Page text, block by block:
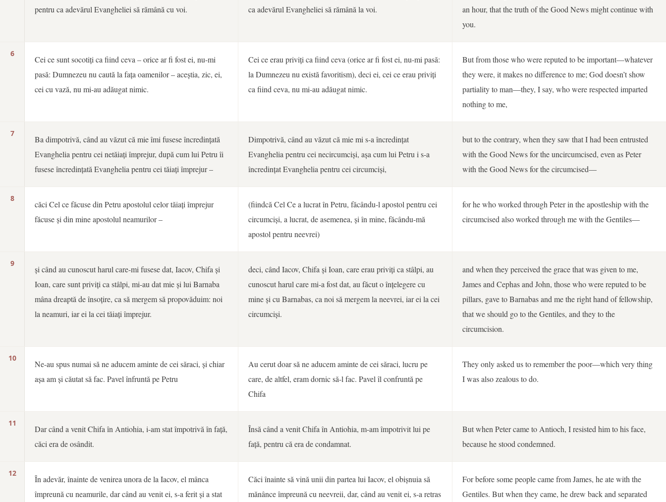
pentru ca adevărul Evangheliei să rămână cu voi.
ca adevărul Evangheliei să rămână la voi.
an hour, that the truth of the Good News might continue with
you.
6
Cei ce sunt socotiți ca fiind ceva – orice ar fi fost ei, nu-mi
pasă: Dumnezeu nu caută la fața oamenilor – aceștia, zic, ei,
cei cu vază, nu mi-au adăugat nimic.
Cei ce erau priviți ca fiind ceva (orice ar fi fost ei, nu-mi pasă:
la Dumnezeu nu există favoritism), deci ei, cei ce erau priviți
ca fiind ceva, nu mi-au adăugat nimic.
But from those who were reputed to be important—whatever
they were, it makes no difference to me; God doesn’t show
partiality to man—they, I say, who were respected imparted
nothing to me,
7
Ba dimpotrivă, când au văzut că mie îmi fusese încredințată
Evanghelia pentru cei netăiați împrejur, după cum lui Petru îi
fusese încredințată Evanghelia pentru cei tăiați împrejur –
Dimpotrivă, când au văzut că mie mi s-a încredințat
Evanghelia pentru cei necircumciși, așa cum lui Petru i s-a
încredințat Evanghelia pentru cei circumciși,
but to the contrary, when they saw that I had been entrusted
with the Good News for the uncircumcised, even as Peter
with the Good News for the circumcised—
8
căci Cel ce făcuse din Petru apostolul celor tăiați împrejur
făcuse și din mine apostolul neamurilor –
(fiindcă Cel Ce a lucrat în Petru, făcându-l apostol pentru cei
circumciși, a lucrat, de asemenea, și în mine, făcându-mă
apostol pentru neevrei)
for he who worked through Peter in the apostleship with the
circumcised also worked through me with the Gentiles—
9
și când au cunoscut harul care-mi fusese dat, Iacov, Chifa și
Ioan, care sunt priviți ca stâlpi, mi-au dat mie și lui Barnaba
mâna dreaptă de însoțire, ca să mergem să propovăduim: noi
la neamuri, iar ei la cei tăiați împrejur.
deci, când Iacov, Chifa și Ioan, care erau priviți ca stâlpi, au
cunoscut harul care mi-a fost dat, au făcut o înțelegere cu
mine și cu Barnabas, ca noi să mergem la neevrei, iar ei la cei
circumciși.
and when they perceived the grace that was given to me,
James and Cephas and John, those who were reputed to be
pillars, gave to Barnabas and me the right hand of fellowship,
that we should go to the Gentiles, and they to the
circumcision.
10
Ne-au spus numai să ne aducem aminte de cei săraci, și chiar
așa am și căutat să fac. Pavel înfruntă pe Petru
Au cerut doar să ne aducem aminte de cei săraci, lucru pe
care, de altfel, eram dornic să-l fac. Pavel îl confruntă pe
Chifa
They only asked us to remember the poor—which very thing
I was also zealous to do.
11
Dar când a venit Chifa în Antiohia, i-am stat împotrivă în față,
căci era de osândit.
Însă când a venit Chifa în Antiohia, m-am împotrivit lui pe
față, pentru că era de condamnat.
But when Peter came to Antioch, I resisted him to his face,
because he stood condemned.
12
În adevăr, înainte de venirea unora de la Iacov, el mânca
împreună cu neamurile, dar când au venit ei, s-a ferit și a stat
Căci înainte să vină unii din partea lui Iacov, el obișnuia să
mănânce împreună cu neevreii, dar, când au venit ei, s-a retras
For before some people came from James, he ate with the
Gentiles. But when they came, he drew back and separated